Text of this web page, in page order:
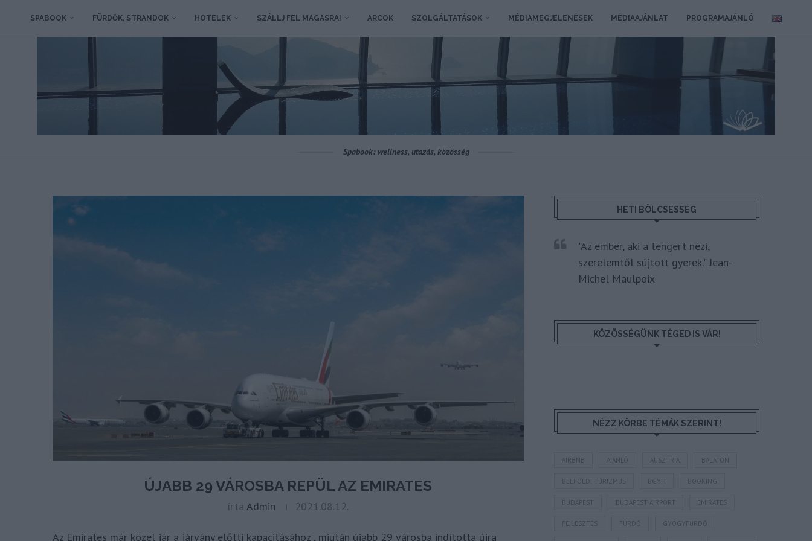
SPABOOK FÜRDŐK, STRANDOK HOTELEK SZÁLLJ FEL MAGASRA! ARCOK SZOLGÁLTATÁSOK MÉDIAMEGJELENÉSEK MÉDIAAJÁNLAT PROGRAMAJÁNLÓ
Spabook: wellness, utazás, közösség
ÚJABB 29 VÁROSBA REPÜL AZ EMIRATES
írtaAdmin 2021.08.12.
Az Emirates már közel jár a járvány előtti kapacitásához , miután újabb 29 városba indította újra
HETI BÖLCSESSÉG
"Az ember, aki a tengert nézi,
szerelemtől sújtott gyerek." Jean-
Michel Maulpoix
KÖZÖSSÉGÜNK TÉGED IS VÁR!
NÉZZ KÖRBE TÉMÁK SZERINT!
AIRBNB AJÁNLÓ AUSZTRIA BALATON
BELFÖLDI TURIZMUS BGYH BOOKING
BUDAPEST BUDAPEST AIRPORT EMIRATES
FEJLESZTÉS FÜRDŐ GYÓGYFÜRDŐ